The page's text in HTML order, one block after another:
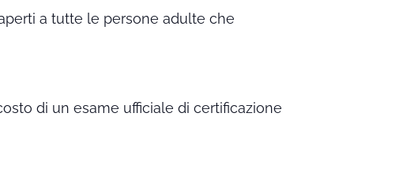
a tutte le persone adulte che
di un esame ufficiale di certificazione